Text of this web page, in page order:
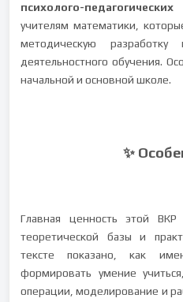
психолого-
учителям математики,
методическую
деятельностного обучения.
начальной и основной школе.
✨
Главная ценность этой
теоретической базы и
тексте показано, как
формировать умение
операции, моделирование и